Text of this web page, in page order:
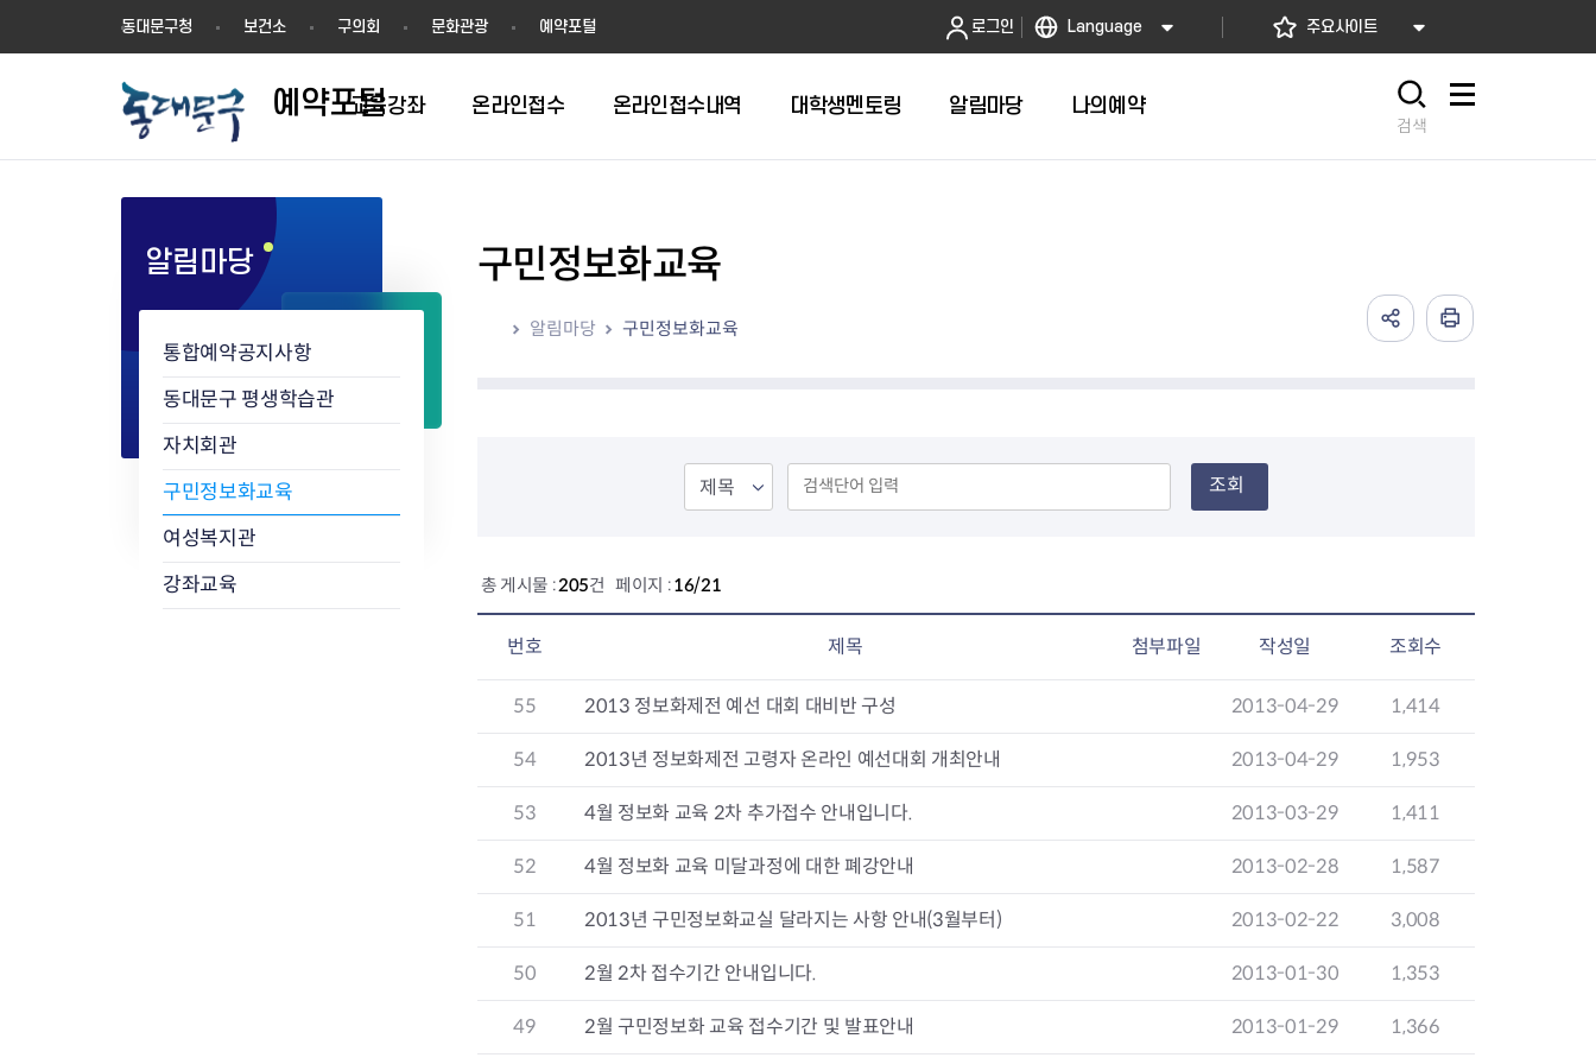
동대문구청 보건소 구의회 문화관광 예약포털 로그인 Language 주요사이트
예약포털교육강좌
평생학습관
동네배움터
전체
답십리2동 자치회관
장안2동 자치회관
전농1동 자치회관
청량리동 자치회관
회기동 자치회관
휘경2동 자치회관
온라인접수 온라인접수내역 대학생멘토링 알림마당 나의예약
검색
사이트맵
알림마당
통합예약공지사항
동대문구 평생학습관
자치회관
구민정보화교육
여성복지관
강좌교육
구민정보화교육
알림마당 구민정보화교육
조회
총 게시물 :205건 페이지 :16/21
번호 제목 첨부파일 작성일 조회수
55 2013 정보화제전 예선 대회 대비반 구성 2013-04-29 1,414
54 2013년 정보화제전 고령자 온라인 예선대회 개최안내 2013-04-29 1,953
53 4월 정보화 교육 2차 추가접수 안내입니다. 2013-03-29 1,411
52 4월 정보화 교육 미달과정에 대한 폐강안내 2013-02-28 1,587
51 2013년 구민정보화교실 달라지는 사항 안내(3월부터) 2013-02-22 3,008
50 2월 2차 접수기간 안내입니다. 2013-01-30 1,353
49 2월 구민정보화 교육 접수기간 및 발표안내 2013-01-29 1,366